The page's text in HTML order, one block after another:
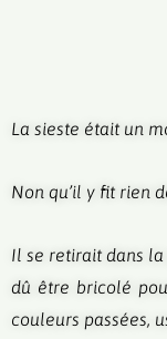
La sieste était un
Non qu’il y fit rien
Il se retirait dans
dû être bricolé
couleurs passées,